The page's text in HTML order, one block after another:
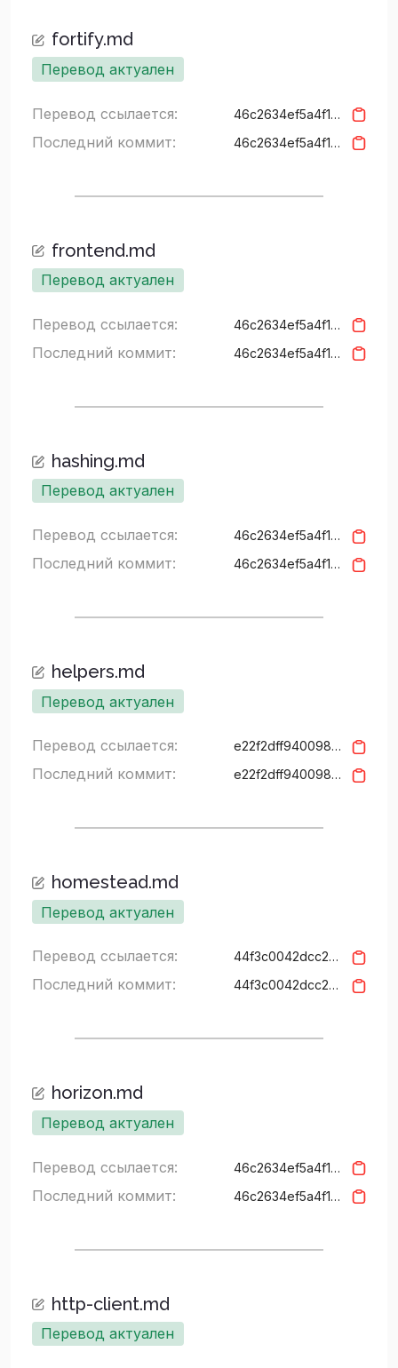
fortify.md
Перевод актуален
Перевод ссылается: 46c2634ef5a4f15427c94a3157b626cf5bd3937f
Последний коммит: 46c2634ef5a4f15427c94a3157b626cf5bd3937f
frontend.md
Перевод актуален
Перевод ссылается: 46c2634ef5a4f15427c94a3157b626cf5bd3937f
Последний коммит: 46c2634ef5a4f15427c94a3157b626cf5bd3937f
hashing.md
Перевод актуален
Перевод ссылается: 46c2634ef5a4f15427c94a3157b626cf5bd3937f
Последний коммит: 46c2634ef5a4f15427c94a3157b626cf5bd3937f
helpers.md
Перевод актуален
Перевод ссылается: e22f2dff94009831d3a078e97143b9c3ed31dc72
Последний коммит: e22f2dff94009831d3a078e97143b9c3ed31dc72
homestead.md
Перевод актуален
Перевод ссылается: 44f3c0042dcc293df7edeb0842c89aa8d465f2ad
Последний коммит: 44f3c0042dcc293df7edeb0842c89aa8d465f2ad
horizon.md
Перевод актуален
Перевод ссылается: 46c2634ef5a4f15427c94a3157b626cf5bd3937f
Последний коммит: 46c2634ef5a4f15427c94a3157b626cf5bd3937f
http-client.md
Перевод актуален